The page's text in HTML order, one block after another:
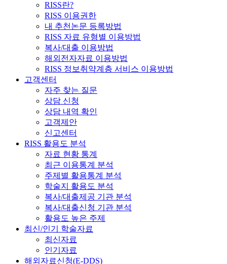
RISS란?
RISS 이용권한
내 추천논문 등록방법
RISS 자료 유형별 이용방법
복사/대출 이용방법
해외전자자료 이용방법
RISS 정보취약계층 서비스 이용방법
고객센터
자주 찾는 질문
상담 신청
상담 내역 확인
고객제안
신고센터
RISS 활용도 분석
자료 현황 통계
최근 이용통계 분석
주제별 활용통계 분석
학술지 활용도 분석
복사/대출제공 기관 분석
복사/대출신청 기관 분석
활용도 높은 주제
최신/인기 학술자료
최신자료
인기자료
해외자료신청(E-DDS)